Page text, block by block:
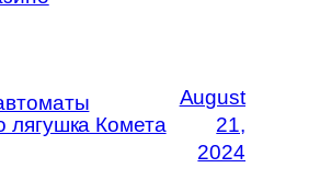
лягушка Комета
August
21,
2024